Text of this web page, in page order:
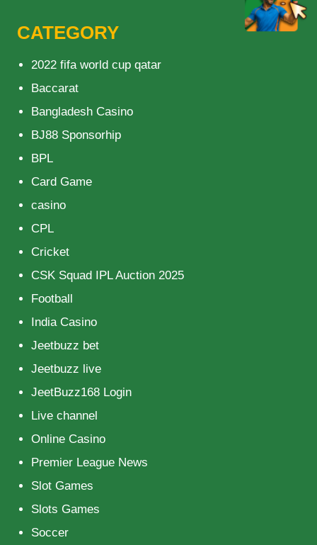
CATEGORY
2022 fifa world cup qatar
Baccarat
Bangladesh Casino
BJ88 Sponsorhip
BPL
Card Game
casino
CPL
Cricket
CSK Squad IPL Auction 2025
Football
India Casino
Jeetbuzz bet
Jeetbuzz live
JeetBuzz168 Login
Live channel
Online Casino
Premier League News
Slot Games
Slots Games
Soccer